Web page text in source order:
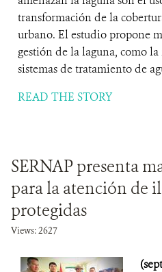
transformación de la
urbano. El estudio propone
gestión de la laguna, como
sistemas de tratamiento de
READ THE STORY
SERNAP presenta
para la atención de
protegidas
Views: 2627